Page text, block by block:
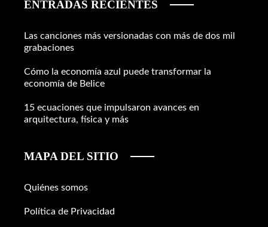
ENTRADAS RECIENTES
Las canciones más versionadas con más de dos mil
grabaciones
Cómo la economía azul puede transformar la
economía de Belice
15 ecuaciones que impulsaron avances en
arquitectura, física y más
MAPA DEL SITIO
Quiénes somos
Política de Privacidad